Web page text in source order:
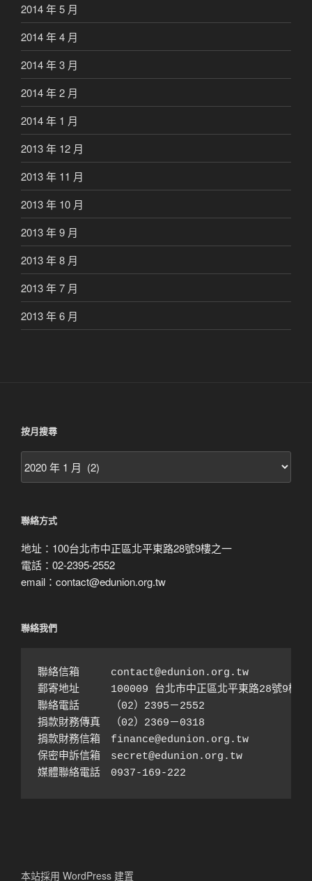
2014 年 5 月
2014 年 4 月
2014 年 3 月
2014 年 2 月
2014 年 1 月
2013 年 12 月
2013 年 11 月
2013 年 10 月
2013 年 9 月
2013 年 8 月
2013 年 7 月
2013 年 6 月
按月搜尋
月
聯絡方式
地址：100台北市中正區北平東路28號9樓之一
電話：02-2395-2552
email：contact@edunion.org.tw
聯絡我們
聯絡信箱　　　contact@edunion.org.tw
郵寄地址　　　100009 台北市中正區北平東路28號9樓之
聯絡電話　　　（02）2395－2552
捐款財務傳真　（02）2369－0318
捐款財務信箱　finance@edunion.org.tw
保密申訴信箱　secret@edunion.org.tw
媒體聯絡電話　0937-169-222
本站採用 WordPress 建置